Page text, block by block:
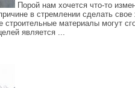
Порой нам хочется что-то
в стремлении сделать
материалы могут
является ...